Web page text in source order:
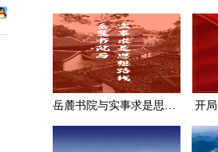
岳麓书院与实事求是思想路线 开